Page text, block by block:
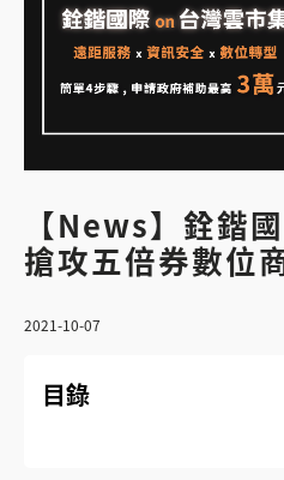
【News】銓鍇
搶攻五倍券數位
2021-10-07
目錄